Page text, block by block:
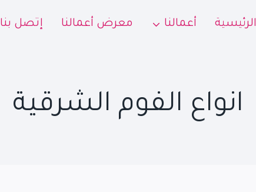
الرئيسية أعمالنا معرض أعمالنا إتصل بنا
انواع الفوم الشرقية